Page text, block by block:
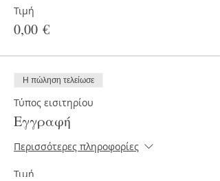
Τιμή
0,00 €
Η πώληση τελείωσε
Τύπος εισιτηρίου
Εγγραφή
Περισσότερες πληροφορίες
Τιμή